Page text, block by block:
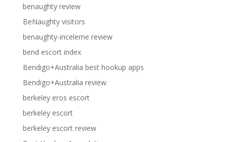
benaughty review
BeNaughty visitors
benaughty-inceleme review
bend escort index
Bendigo+Australia best hookup apps
Bendigo+Australia review
berkeley eros escort
berkeley escort
berkeley escort review